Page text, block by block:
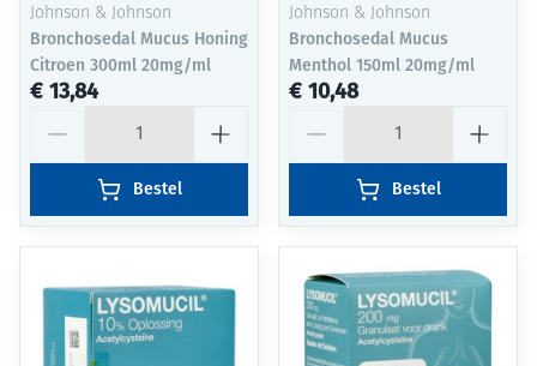
Johnson & Johnson
Bronchosedal Mucus Honing
Citroen 300ml 20mg/ml
€ 13,84
Bestel
Johnson & Johnson
Bronchosedal Mucus
Menthol 150ml 20mg/ml
€ 10,48
Bestel